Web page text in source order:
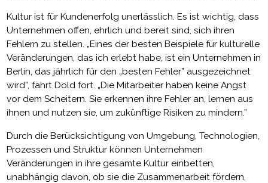
Kultur ist für Kundenerfolg unerlässlich. Es ist wichtig, dass
Unternehmen offen, ehrlich und bereit sind, sich ihren
Fehlern zu stellen. „Eines der besten Beispiele für kulturelle
Veränderungen, das ich erlebt habe, ist ein Unternehmen in
Berlin, das jährlich für den „besten Fehler” ausgezeichnet
wird”, fährt Dold fort. „Die Mitarbeiter haben keine Angst
vor dem Scheitern. Sie erkennen ihre Fehler an, lernen aus
ihnen und nutzen sie, um zukünftige Risiken zu mindern.”
Durch die Berücksichtigung von Umgebung, Technologien,
Prozessen und Struktur können Unternehmen
Veränderungen in ihre gesamte Kultur einbetten,
unabhängig davon, ob sie die Zusammenarbeit fördern,